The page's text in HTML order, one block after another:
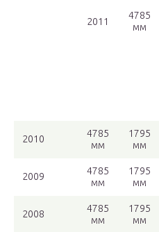
2011
4785
мм
2010
4785
мм
1795
мм
2009
4785
мм
1795
мм
2008
4785
мм
1795
мм